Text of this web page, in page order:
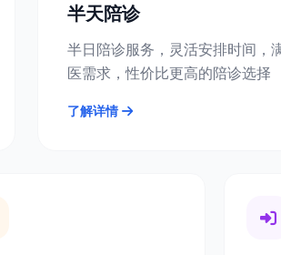
半天陪诊
半日陪诊服务，灵活安排时间，
医需求，性价比更高的陪诊选择
了解详情